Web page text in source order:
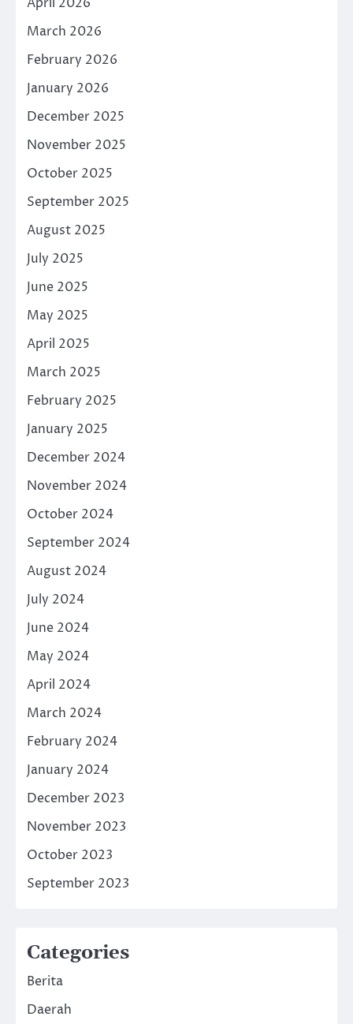
March 2026
February 2026
January 2026
December 2025
November 2025
October 2025
September 2025
August 2025
July 2025
June 2025
May 2025
April 2025
March 2025
February 2025
January 2025
December 2024
November 2024
October 2024
September 2024
August 2024
July 2024
June 2024
May 2024
April 2024
March 2024
February 2024
January 2024
December 2023
November 2023
October 2023
September 2023
Categories
Berita
Daerah